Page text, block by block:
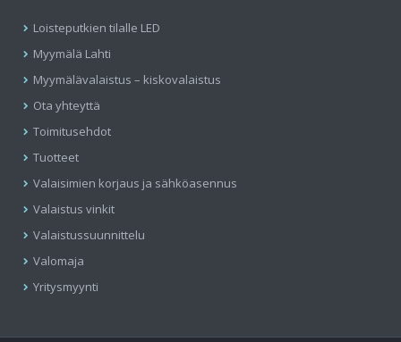
Loisteputkien tilalle LED
Myymälä Lahti
Myymälävalaistus – kiskovalaistus
Ota yhteyttä
Toimitusehdot
Tuotteet
Valaisimien korjaus ja sähköasennus
Valaistus vinkit
Valaistussuunnittelu
Valomaja
Yritysmyynti